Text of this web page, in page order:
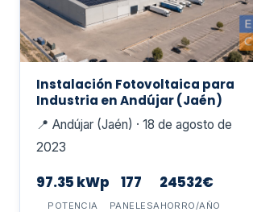
Instalación Fotovoltaica para
Industria en Andújar (Jaén)
📍 Andújar (Jaén) · 18 de agosto de
2023
97.35 kWp
POTENCIA
177
PANELES
24532€
AHORRO/AÑO